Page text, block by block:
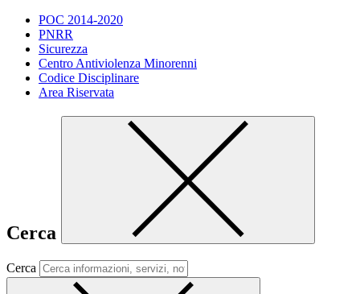
POC 2014-2020
PNRR
Sicurezza
Centro Antiviolenza Minorenni
Codice Disciplinare
Area Riservata
Cerca
Cerca